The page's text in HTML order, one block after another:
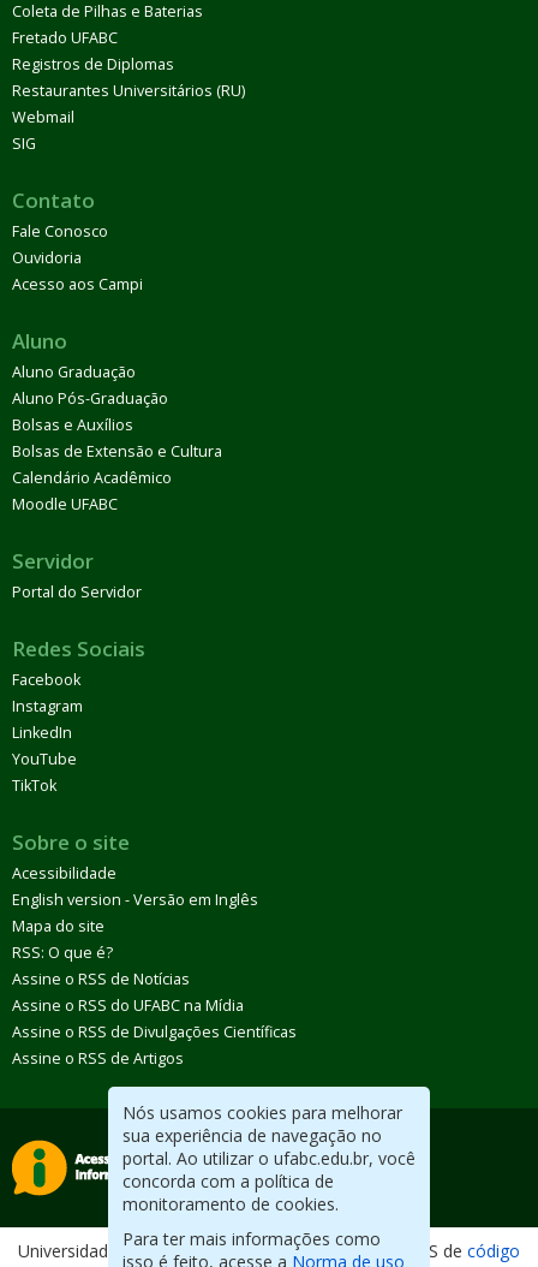
Nós usamos cookies para melhorar
sua experiência de navegação no
portal. Ao utilizar o ufabc.edu.br, você
concorda com a política de
monitoramento de cookies.
Para ter mais informações como
isso é feito, acesse a Norma de uso
Coleta de Pilhas e Baterias
Fretado UFABC
Registros de Diplomas
Restaurantes Universitários (RU)
Webmail
SIG
Contato
Fale Conosco
Ouvidoria
Acesso aos Campi
Aluno
Aluno Graduação
Aluno Pós-Graduação
Bolsas e Auxílios
Bolsas de Extensão e Cultura
Calendário Acadêmico
Moodle UFABC
Servidor
Portal do Servidor
Redes Sociais
Facebook
Instagram
LinkedIn
YouTube
TikTok
Sobre o site
Acessibilidade
English version - Versão em Inglês
Mapa do site
RSS: O que é?
Assine o RSS de Notícias
Assine o RSS do UFABC na Mídia
Assine o RSS de Divulgações Científicas
Assine o RSS de Artigos
Universidade Federal do ABC. Desenvolvido com CMS de código